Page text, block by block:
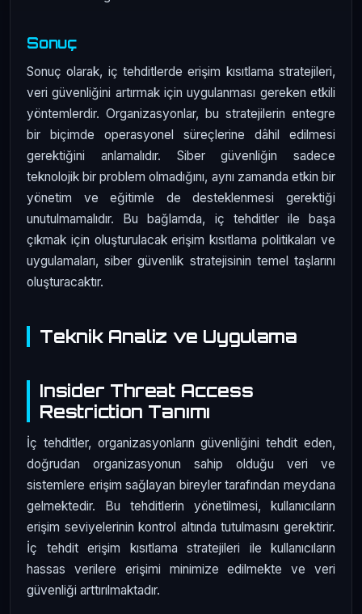
Sonuç
Sonuç olarak, iç tehditlerde erişim kısıtlama stratejileri,
veri güvenliğini artırmak için uygulanması gereken etkili
yöntemlerdir. Organizasyonlar, bu stratejilerin entegre
bir biçimde operasyonel süreçlerine dâhil edilmesi
gerektiğini anlamalıdır. Siber güvenliğin sadece
teknolojik bir problem olmadığını, aynı zamanda etkin bir
yönetim ve eğitimle de desteklenmesi gerektiği
unutulmamalıdır. Bu bağlamda, iç tehditler ile başa
çıkmak için oluşturulacak erişim kısıtlama politikaları ve
uygulamaları, siber güvenlik stratejisinin temel taşlarını
oluşturacaktır.
Teknik Analiz ve Uygulama
Insider Threat Access
Restriction Tanımı
İç tehditler, organizasyonların güvenliğini tehdit eden,
doğrudan organizasyonun sahip olduğu veri ve
sistemlere erişim sağlayan bireyler tarafından meydana
gelmektedir. Bu tehditlerin yönetilmesi, kullanıcıların
erişim seviyelerinin kontrol altında tutulmasını gerektirir.
İç tehdit erişim kısıtlama stratejileri ile kullanıcıların
hassas verilere erişimi minimize edilmekte ve veri
güvenliği arttırılmaktadır.